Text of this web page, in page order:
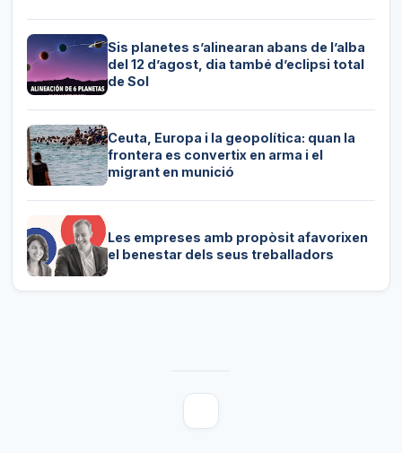
Sis planetes s’alinearan abans de l’alba
del 12 d’agost, dia també d’eclipsi total
de Sol
Ceuta, Europa i la geopolítica: quan la
frontera es convertix en arma i el
migrant en munició
Les empreses amb propòsit afavorixen
el benestar dels seus treballadors